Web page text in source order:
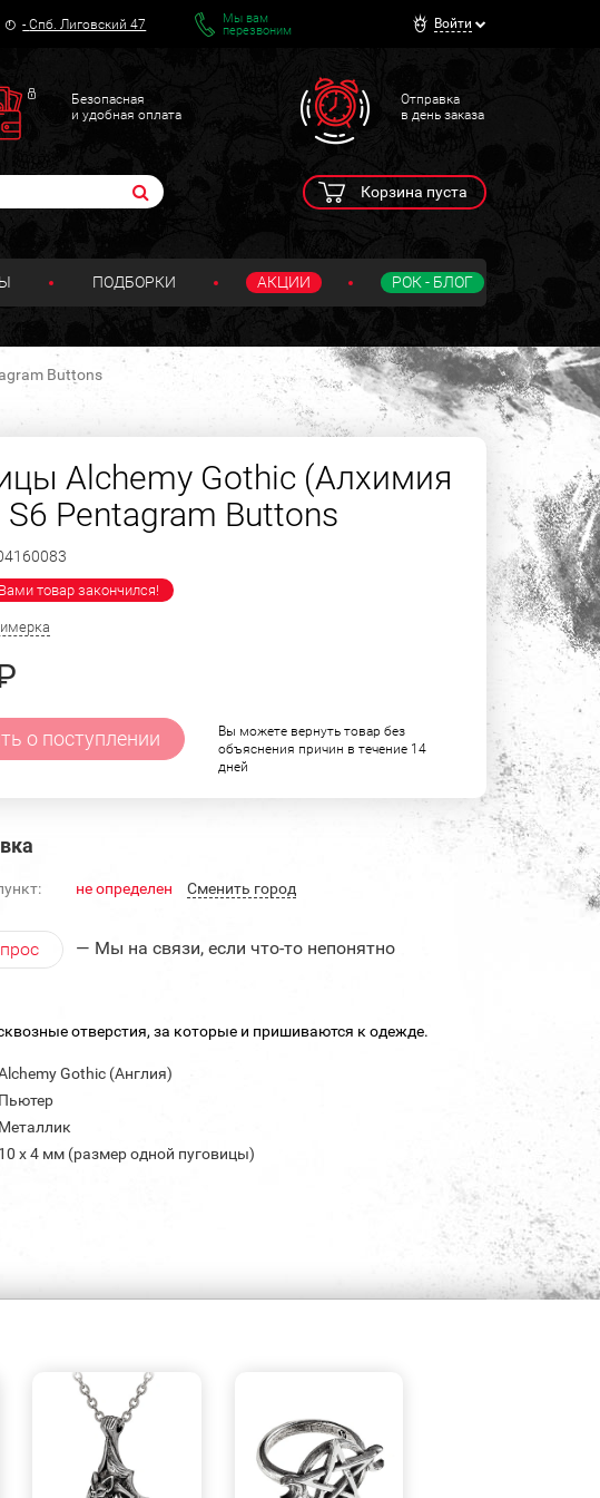
-Спб. Лиговский 47
Мы вам
перезвоним
Войти
Безопасная
и удобная оплата
Отправка
в день заказа
Корзина пуста
ПОДБОРКИ АКЦИИ РОК - БЛОГ
Buttons
Alchemy Gothic (Алхимия
S6 Pentagram Buttons
товар закончился!
о поступлении
Вы можете вернуть товар без
объяснения причин в течение 14
дней
не определен Cменить город
— Мы на связи, если что-то непонятно
отверстия, за которые и пришиваются к одежде.
Gothic (Англия)
Пьютер
Металлик
10 x 4 мм (размер одной пуговицы)